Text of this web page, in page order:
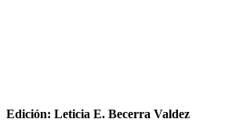
Edición: Leticia E. Becerra Valdez